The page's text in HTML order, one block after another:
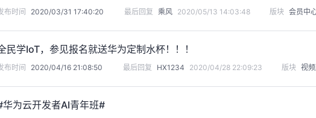
布时间 2020/03/31 17:40:20 最后回复 乘风 2020/05/13 14:03:48 版块 会员中
民学IoT，参见报名就送华为定制水杯！！！
布时间 2020/04/16 21:08:50 最后回复 HX1234 2020/04/28 22:09:23 版块 视
华为云开发者AI青年班#